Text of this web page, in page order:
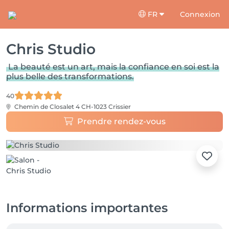
FR Connexion
Chris Studio
La beauté est un art, mais la confiance en soi est la
plus belle des transformations.
40
Chemin de Closalet 4 CH-1023 Crissier
Prendre rendez-vous
Informations importantes